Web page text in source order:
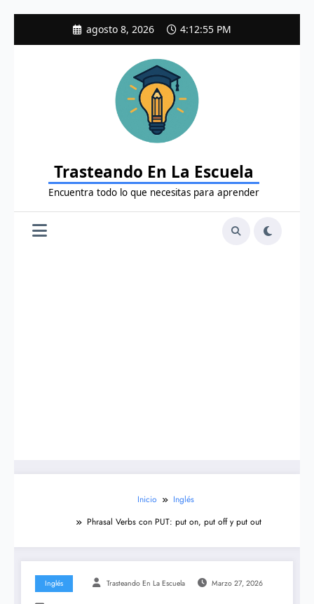
agosto 8, 2026 4:12:56 PM
Trasteando En La Escuela
Encuentra todo lo que necesitas para aprender
Inicio
Inglés
Phrasal Verbs con PUT: put on, put off y put out
Inglés Trasteando En La Escuela Marzo 27, 2026